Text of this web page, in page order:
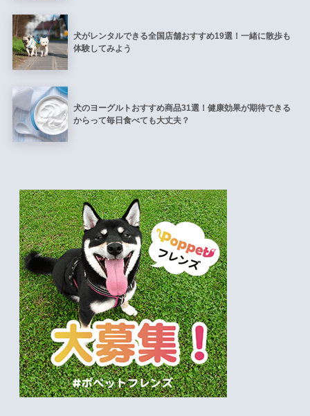
犬がレンタルできる全国店舗おすすめ19選！一緒に散歩も
体験してみよう
犬のヨーグルトおすすめ商品31選！健康効果が期待できる
からって毎日食べても大丈夫？